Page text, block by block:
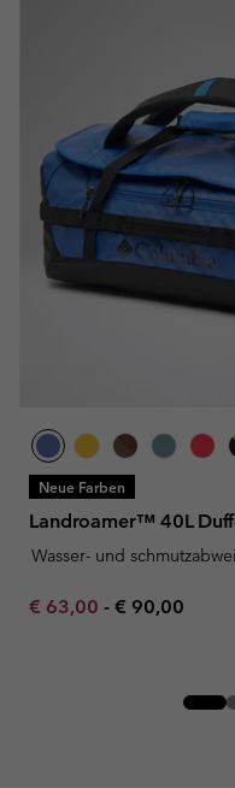
Neue Farben
Landroamer™ 40L
Wasser- und
Minimum sale price:
€ 63,00 - Maximum
€ 90,00